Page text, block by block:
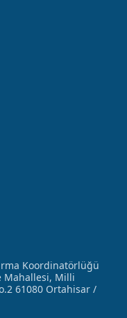
Koordinatörlüğü
Mahallesi, Milli
61080 Ortahisar /